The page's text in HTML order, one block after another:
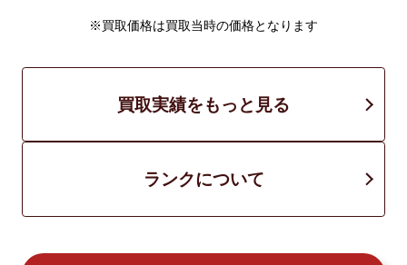
※買取価格は買取当時の価格となります
買取実績をもっと見る
ランクについて